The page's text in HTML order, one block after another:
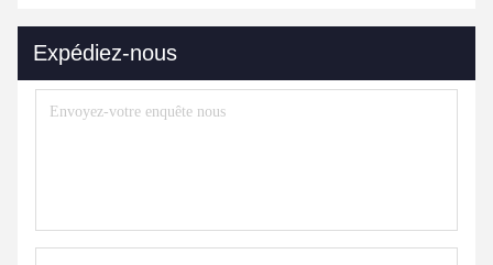
Expédiez-nous